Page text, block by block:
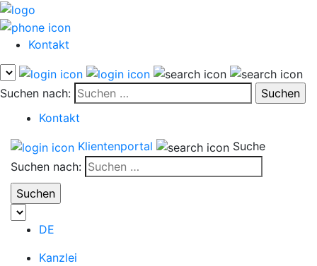
Kontakt
Suchen nach:
Kontakt
Klientenportal
Suche
Suchen nach:
DE
Kanzlei